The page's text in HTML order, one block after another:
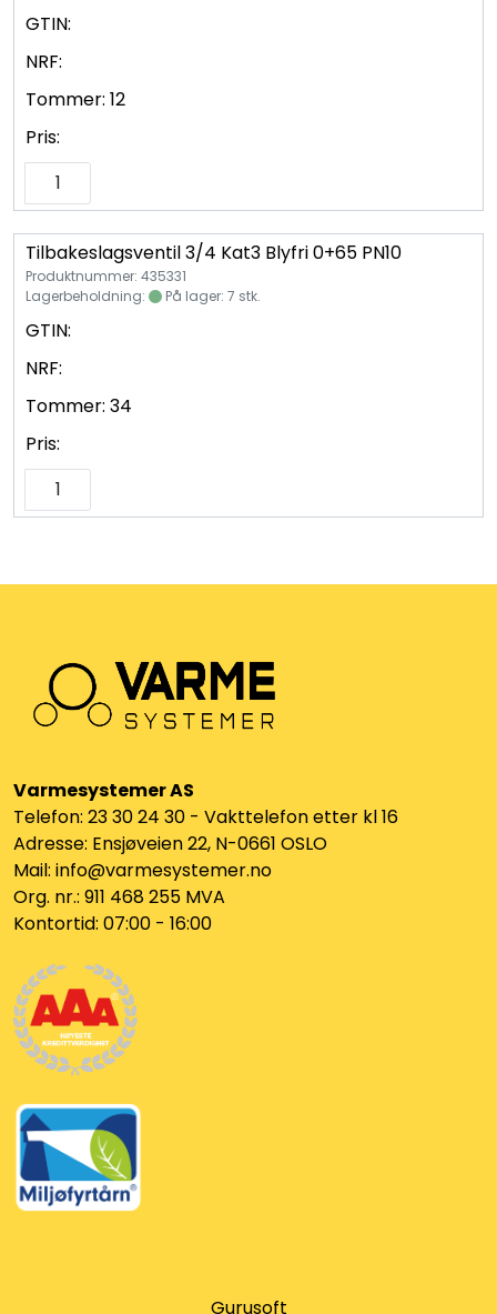
GTIN:
NRF:
Tommer: 12
Pris:
Tilbakeslagsventil 3/4 Kat3 Blyfri 0+65 PN10
Produktnummer: 435331
Lagerbeholdning:
På lager: 7 stk.
GTIN:
NRF:
Tommer: 34
Pris:
Varmesystemer AS
Telefon: 23 30 24 30 - Vakttelefon etter kl 16
Adresse: Ensjøveien 22, N-0661 OSLO
Mail: info@varmesystemer.no
Org. nr.: 911 468 255 MVA
Kontortid: 07:00 - 16:00
Gurusoft